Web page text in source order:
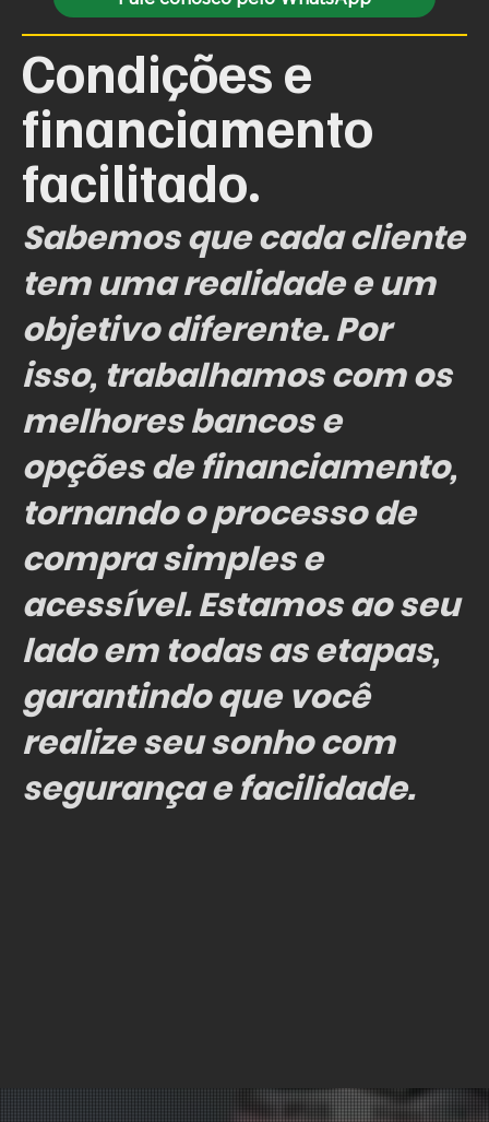
Condições e
financiamento
facilitado.
Sabemos que cada cliente
tem uma realidade e um
objetivo diferente. Por
isso, trabalhamos com os
melhores bancos e
opções de financiamento,
tornando o processo de
compra simples e
acessível. Estamos ao seu
lado em todas as etapas,
garantindo que você
realize seu sonho com
segurança e facilidade.